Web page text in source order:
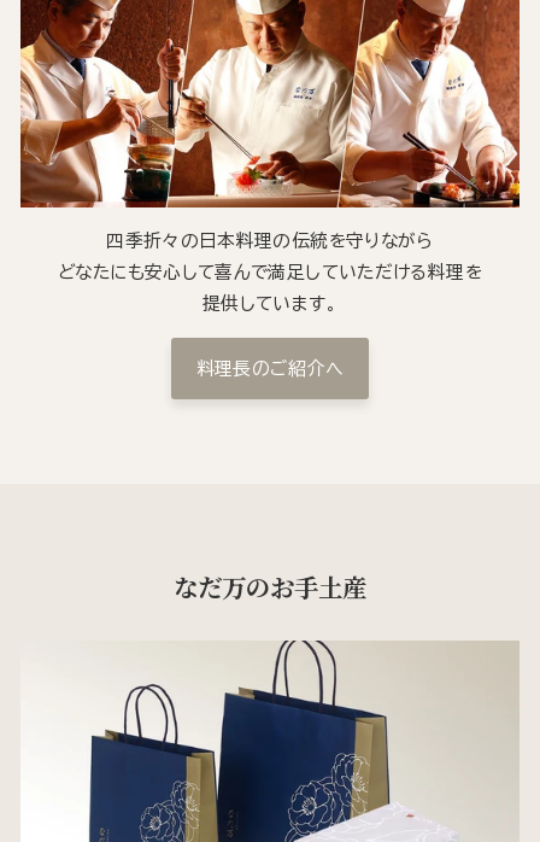
四季折々の日本料理の伝統を守りながら
どなたにも安心して喜んで満足していただける料理を
提供しています。
料理長のご紹介へ
なだ万のお手土産